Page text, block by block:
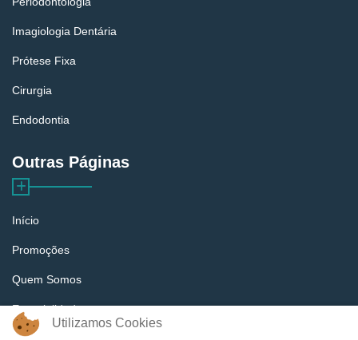
Imagiologia Dentária
Prótese Fixa
Cirurgia
Endodontia
Outras Páginas
Início
Promoções
Quem Somos
Especialidades
Utilizamos Cookies